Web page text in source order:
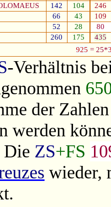
142 104
246
66 43
109
52 28
80
260 175
435
925 = 25*
-Verhältnis
der
werden
Die ZS+FS
wieder,